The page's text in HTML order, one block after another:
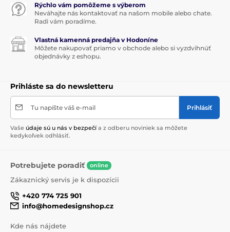
Rýchlo vám pomôžeme s výberom
Neváhajte nás kontaktovať na našom mobile alebo chate.
Radi vám poradíme.
Vlastná kamenná predajňa v Hodoníne
Môžete nakupovať priamo v obchode alebo si vyzdvihnúť
objednávky z eshopu.
Prihláste sa do newsletteru
Tu napíšte váš e-mail Prihlásiť
Vaše údaje sú u nás v bezpečí a z odberu noviniek sa môžete
kedykoľvek odhlásiť.
Potrebujete poradiť online
Zákaznický servis je k dispozícii
+420 774 725 901
info@homedesignshop.cz
Kde nás nájdete